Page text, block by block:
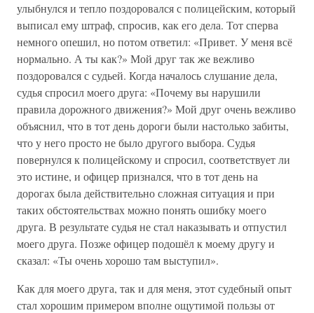
улыбнулся и тепло поздоровался с полицейским, который
выписал ему штраф, спросив, как его дела. Тот сперва
немного опешил, но потом ответил: «Привет. У меня всё
нормально. А ты как?» Мой друг так же вежливо
поздоровался с судьей. Когда началось слушание дела,
судья спросил моего друга: «Почему вы нарушили
правила дорожного движения?» Мой друг очень вежливо
объяснил, что в тот день дороги были настолько забиты,
что у него просто не было другого выбора. Судья
повернулся к полицейскому и спросил, соответствует ли
это истине, и офицер признался, что в тот день на
дорогах была действительно сложная ситуация и при
таких обстоятельствах можно понять ошибку моего
друга. В результате судья не стал наказывать и отпустил
моего друга. Позже офицер подошёл к моему другу и
сказал: «Ты очень хорошо там выступил».
Как для моего друга, так и для меня, этот судебный опыт
стал хорошим примером вполне ощутимой пользы от